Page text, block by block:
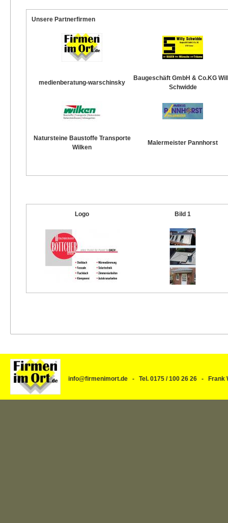
Unsere Partnerfirmen
medienberatung-warschinsky
Baugeschäft GmbH & Co.KG
Schwidde
Natursteine Baustoffe Transporte
Wilken
Malermeister Pannhorst
Logo Bild 1
info@firmenimort.de - Tel. 0175 / 100 26 26 -